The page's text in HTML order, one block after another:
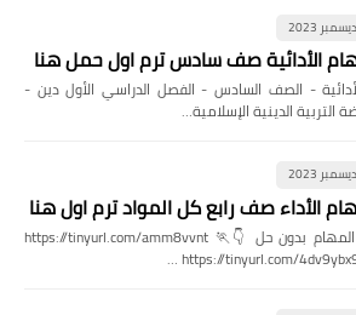
الأدائية صف سادس ترم اول حمل هنا
- الصف السادس - الفصل الدراسي الأول دين -
الدينية الإسلامية…
الأداء صف رابع كل المواد ترم اول هنا
حمل كل المهام بدون حل 👇🏃 https://tinyurl.com/amm8vvnt